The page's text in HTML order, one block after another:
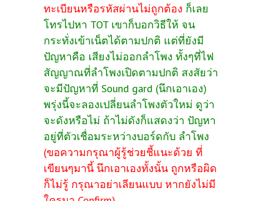
ทะเบียนหรือรหัสผ่านไม่ถูกต้อง ก็เลย
โทรไปหา TOT เขาก็บอกวิธีให้ จน
กระทั่งเข้าเน็ตได้ตามปกติ แต่ที่ยังมี
ปัญหาคือ เสียงไม่ออกลำโพง ทั้งๆที่ไฟ
สัญญาณที่ลำโพงเปิดตามปกติ สงสัยว่า
จะมีปัญหาที่ Sound gard (นึกเอาเอง)
พรุ่งนี้จะลองเปลี่ยนลำโพงตัวใหม่ ดูว่า
จะดังหรือไม่ ถ้าไม่ดังก็แสดงว่า ปัญหา
อยู่ที่ตัวเชื่อมระหว่างบอร์ดกับ ลำโพง
(ขอความกรุณาผู้รู้ช่วยชี้แนะด้วย ที่
เขียนๆมานี้ นึกเอาเองทั้งนั้น ถูกหรือผิด
ก็ไม่รู้ กรุณาอย่าเลียนแบบ หากยังไม่มี